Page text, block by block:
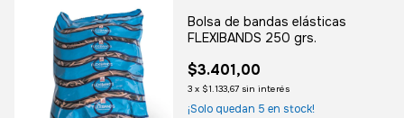
Bolsa de bandas elásticas
FLEXIBANDS 250 grs.
$3.401,00
3 x $1.133,67 sin interés
¡Solo quedan 5 en stock!